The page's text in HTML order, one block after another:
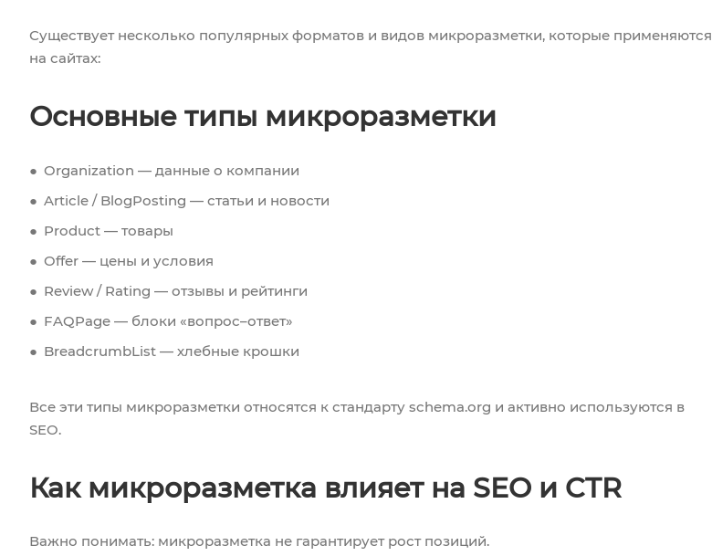
Существует несколько популярных форматов и видов микроразметки, которые применяются
на сайтах:
Основные типы микроразметки
Organization — данные о компании
Article / BlogPosting — статьи и новости
Product — товары
Offer — цены и условия
Review / Rating — отзывы и рейтинги
FAQPage — блоки «вопрос–ответ»
BreadcrumbList — хлебные крошки
Все эти типы микроразметки относятся к стандарту schema.org и активно используются в
SEO.
Как микроразметка влияет на SEO и CTR
Важно понимать: микроразметка не гарантирует рост позиций.